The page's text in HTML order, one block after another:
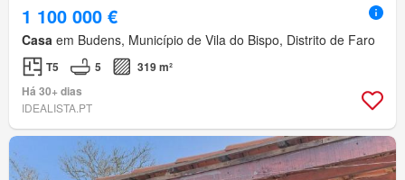
1 100 000 €
Casa em Budens, Município de Vila do Bispo, Distrito de Faro
T5 5
319 m²
Há 30+ dias
IDEALISTA.PT